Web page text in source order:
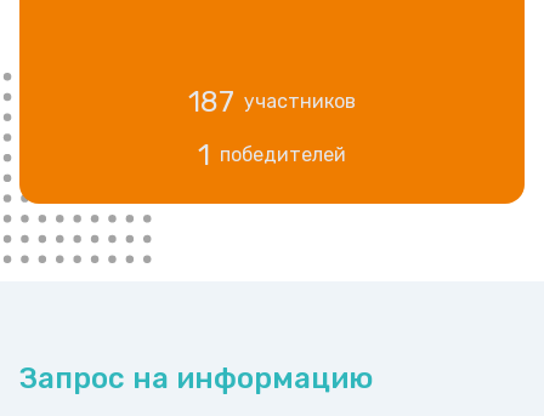
187 участников
1 победителей
Запрос на информацию